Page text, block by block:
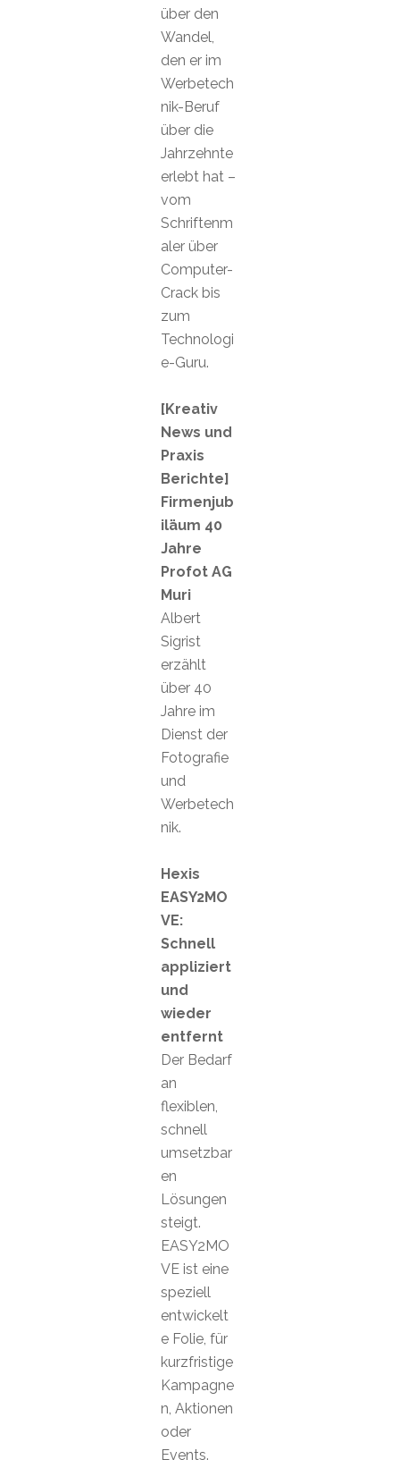
über den
Wandel,
den er im
Werbetech
nik-Beruf
über die
Jahrzehnte
erlebt hat –
vom
Schriftenm
aler über
Computer-
Crack bis
zum
Technologi
e-Guru.
[Kreativ
News und
Praxis
Berichte]
Firmenjub
iläum 40
Jahre
Profot AG
Muri
Albert
Sigrist
erzählt
über 40
Jahre im
Dienst der
Fotografie
und
Werbetech
nik.
Hexis
EASY2MO
VE:
Schnell
appliziert
und
wieder
entfernt
Der Bedarf
an
flexiblen,
schnell
umsetzbar
en
Lösungen
steigt.
EASY2MO
VE ist eine
speziell
entwickelt
e Folie, für
kurzfristige
Kampagne
n, Aktionen
oder
Events.